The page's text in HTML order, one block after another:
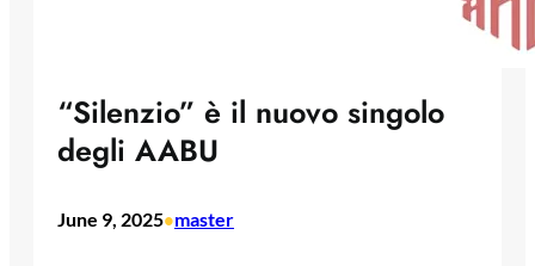
“Silenzio” è il nuovo singolo
degli AABU
June 9, 2025•master